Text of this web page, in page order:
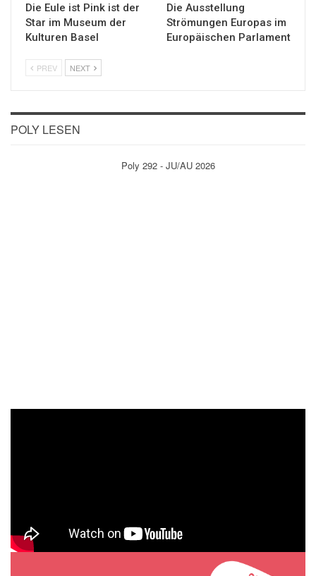
Die Eule ist Pink ist der
Star im Museum der
Kulturen Basel
Die Ausstellung
Strömungen Europas im
Europäischen Parlament
PREV NEXT
POLY LESEN
Poly 292 - JU/AU 2026